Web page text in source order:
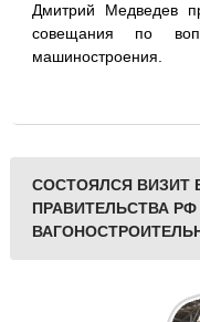
Дмитрий Медведев
совещания по
машиностроения.
СОСТОЯЛСЯ ВИЗИТ
ПРАВИТЕЛЬСТВА